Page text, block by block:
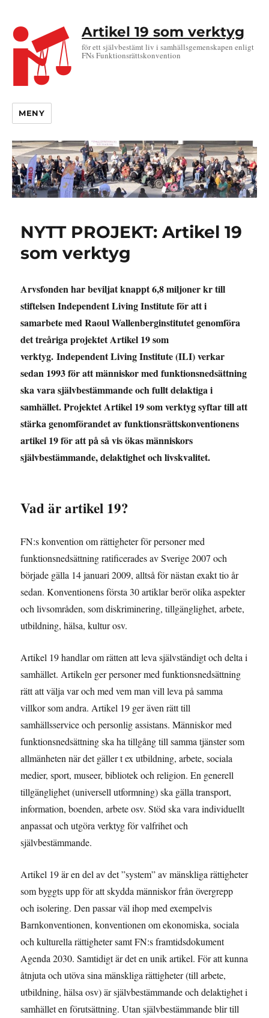
Artikel 19 som verktyg
för ett självbestämt liv i samhällsgemenskapen enligt
FNs Funktionsrättskonvention
MENY
NYTT PROJEKT: Artikel 19
som verktyg
Arvsfonden har beviljat knappt 6,8 miljoner kr till
stiftelsen Independent Living Institute för att i
samarbete med Raoul Wallenberginstitutet genomföra
det treåriga projektet Artikel 19 som
verktyg. Independent Living Institute (ILI) verkar
sedan 1993 för att människor med funktionsnedsättning
ska vara självbestämmande och fullt delaktiga i
samhället. Projektet Artikel 19 som verktyg syftar till att
stärka genomförandet av funktionsrättskonventionens
artikel 19 för att på så vis ökas människors
självbestämmande, delaktighet och livskvalitet.
Vad är artikel 19?
FN:s konvention om rättigheter för personer med
funktionsnedsättning ratificerades av Sverige 2007 och
började gälla 14 januari 2009, alltså för nästan exakt tio år
sedan. Konventionens första 30 artiklar berör olika aspekter
och livsområden, som diskriminering, tillgänglighet, arbete,
utbildning, hälsa, kultur osv.
Artikel 19 handlar om rätten att leva självständigt och delta i
samhället. Artikeln ger personer med funktionsnedsättning
rätt att välja var och med vem man vill leva på samma
villkor som andra. Artikel 19 ger även rätt till
samhällsservice och personlig assistans. Människor med
funktionsnedsättning ska ha tillgång till samma tjänster som
allmänheten när det gäller t ex utbildning, arbete, sociala
medier, sport, museer, bibliotek och religion. En generell
tillgänglighet (universell utformning) ska gälla transport,
information, boenden, arbete osv. Stöd ska vara individuellt
anpassat och utgöra verktyg för valfrihet och
självbestämmande.
Artikel 19 är en del av det ”system” av mänskliga rättigheter
som byggts upp för att skydda människor från övergrepp
och isolering. Den passar väl ihop med exempelvis
Barnkonventionen, konventionen om ekonomiska, sociala
och kulturella rättigheter samt FN:s framtidsdokument
Agenda 2030. Samtidigt är det en unik artikel. För att kunna
åtnjuta och utöva sina mänskliga rättigheter (till arbete,
utbildning, hälsa osv) är självbestämmande och delaktighet i
samhället en förutsättning. Utan självbestämmande blir till